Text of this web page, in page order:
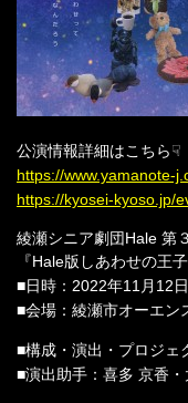
公演情報詳細はこちら☟
https://www.yamanote-
https://kyosei-kyoso.jp/
綾瀬シニア劇団Hale 第
『Hale版しあわせの王子
■日時：2022年11月
■会場：綾瀬市オーエン
■構成・演出・プロジェ
■演出助手：喜多 京香・